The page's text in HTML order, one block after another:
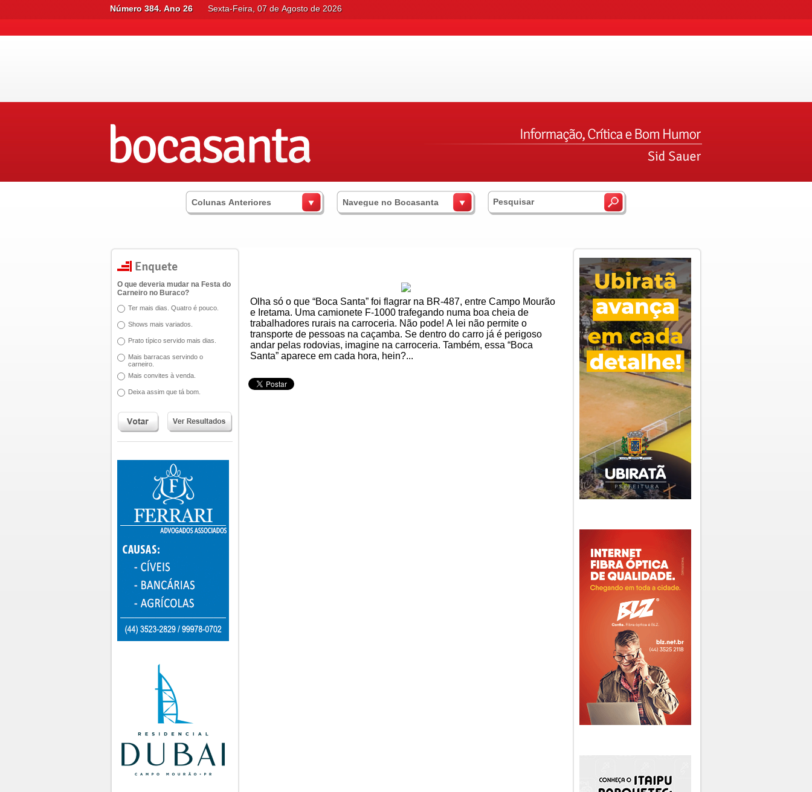
Número 384. Ano 26 Sexta-Feira, 07 de Agosto de 2026
Colunas Anteriores Navegue no Bocasanta
O que deveria mudar na Festa do
Carneiro no Buraco?
Ter mais dias. Quatro é pouco.
Shows mais variados.
Prato típico servido mais dias.
Mais barracas servindo o
carneiro.
Mais convites à venda.
Deixa assim que tá bom.
Olha só o que “Boca Santa” foi flagrar na BR-487, entre Campo Mourão
e Iretama. Uma camionete F-1000 trafegando numa boa cheia de
trabalhadores rurais na carroceria. Não pode! A lei não permite o
transporte de pessoas na caçamba. Se dentro do carro já é perigoso
andar pelas rodovias, imagine na carroceria. Também, essa “Boca
Santa” aparece em cada hora, hein?...